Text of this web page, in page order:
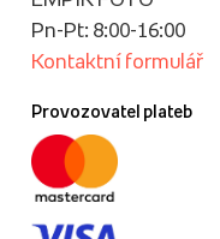
Pn-Pt: 8:00-16:00
Kontaktní formulář
Provozovatel plateb